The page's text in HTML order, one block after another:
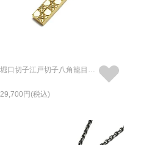
堀口切子江戸切子八角籠目文ネックレスS-ゴールド
29,700